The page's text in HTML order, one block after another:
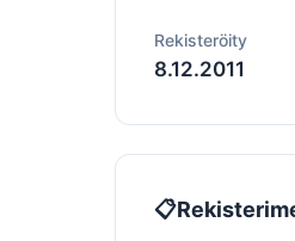
Rekisteröity
8.12.2011
📋